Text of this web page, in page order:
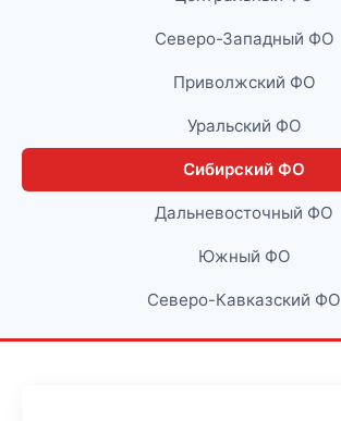
Северо-Западный ФО
Приволжский ФО
Уральский ФО
Сибирский ФО
Дальневосточный ФО
Южный ФО
Северо-Кавказский ФО